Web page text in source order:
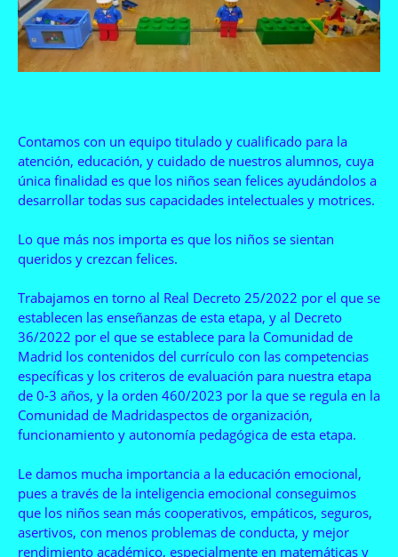
Contamos con un equipo titulado y cualificado para la
atención, educación, y cuidado de nuestros alumnos, cuya
única finalidad es que los niños sean felices ayudándolos a
desarrollar todas sus capacidades intelectuales y motrices.
Lo que más nos importa es que los niños se sientan
queridos y crezcan felices.
Trabajamos en torno al Real Decreto 25/2022 por el que se
establecen las enseñanzas de esta etapa, y al Decreto
36/2022 por el que se establece para la Comunidad de
Madrid los contenidos del currículo con las competencias
específicas y los criteros de evaluación para nuestra etapa
de 0-3 años, y la orden 460/2023 por la que se regula en la
Comunidad de Madridaspectos de organización,
funcionamiento y autonomía pedagógica de esta etapa.
Le damos mucha importancia a la educación emocional,
pues a través de la inteligencia emocional conseguimos
que los niños sean más cooperativos, empáticos, seguros,
asertivos, con menos problemas de conducta, y mejor
rendimiento académico, especialmente en matemáticas y